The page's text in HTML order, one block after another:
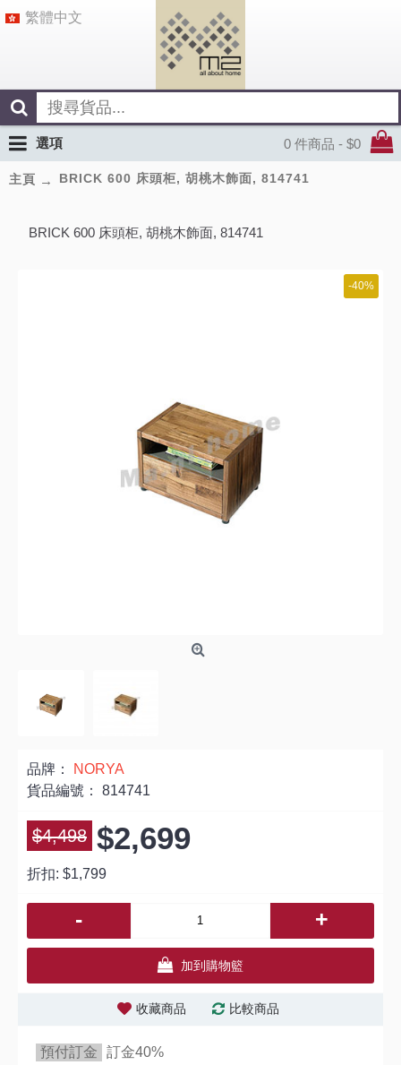
繁體中文
0 件商品 - $0
選項
主頁 BRICK 600 床頭柜, 胡桃木飾面, 814741
BRICK 600 床頭柜, 胡桃木飾面, 814741
-40%
品牌：
NORYA
貨品編號： 814741
$4,498 $2,699
折扣: $1,799
- +
加到購物籃
收藏商品 比較商品
預付訂金
訂金40%